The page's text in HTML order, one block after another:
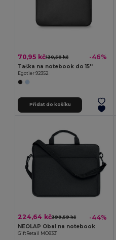
70,95 kč130,58 kč -46%
Taška na notebook do 15''
Egotier 92352
Přidat do košíku
224,64 kč399,59 kč -44%
NEOLAP Obal na notebook
GiftRetail MO8331